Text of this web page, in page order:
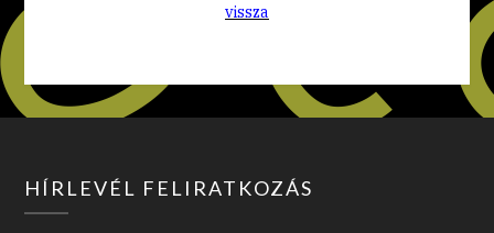
vissza
HÍRLEVÉL FELIRATKOZÁS